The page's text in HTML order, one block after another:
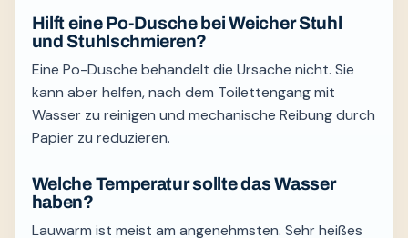
Hilft eine Po-Dusche bei Weicher Stuhl
und Stuhlschmieren?
Eine Po-Dusche behandelt die Ursache nicht. Sie
kann aber helfen, nach dem Toilettengang mit
Wasser zu reinigen und mechanische Reibung durch
Papier zu reduzieren.
Welche Temperatur sollte das Wasser
haben?
Lauwarm ist meist am angenehmsten. Sehr heißes